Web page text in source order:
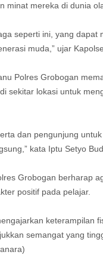
minat mereka di dunia
seperti ini, yang
muda,” ujar
Polres Grobogan
sekitar lokasi untuk
dan pengunjung
kata Iptu Setyo
Grobogan berharap
positif pada pelajar.
keterampilan
semangat yang